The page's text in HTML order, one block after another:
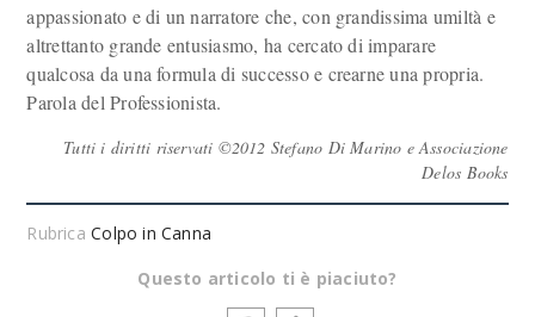
appassionato e di un narratore che, con grandissima umiltà e
altrettanto grande entusiasmo, ha cercato di imparare
qualcosa da una formula di successo e crearne una propria.
Parola del Professionista.
Tutti i diritti riservati ©2012 Stefano Di Marino e Associazione
Delos Books
RubricaColpo in Canna
Questo articolo ti è piaciuto?